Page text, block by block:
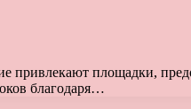
привлекают площадки,
благодаря…